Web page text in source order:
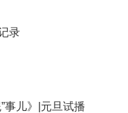
录
事儿》|元旦试播